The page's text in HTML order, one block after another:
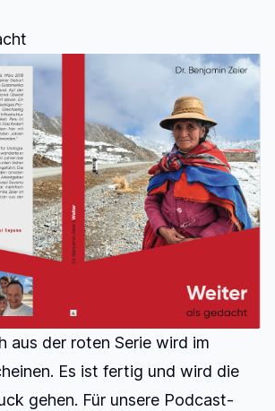
aus der roten Serie wird im
Es ist fertig und wird die
gehen. Für unsere Podcast-